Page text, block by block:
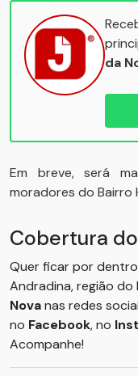
da
Em breve, será
moradores do Bairro
Cobertura
Quer ficar por
Andradina, região do
Novanas redes
no Facebook, no
Acompanhe!